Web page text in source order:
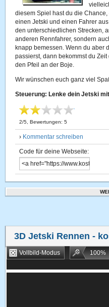
diesem Spiel hast du die
einen Jetski und einen Fahrer
den unterschiedlichen Strecken,
anderen Rennfahrer, sondern
knapp bemessen. Wenn du aber
passierst, dann bekommst du
den Pfeil an der Boje.
Wir wünschen euch ganz viel
Steuerung: Lenke dein Jetski
2/5 , Bewertungen:5
› Kommentar schreiben
Code für deine Webseite:
3D Jetski Rennen -
Vollbild-Modus 100%